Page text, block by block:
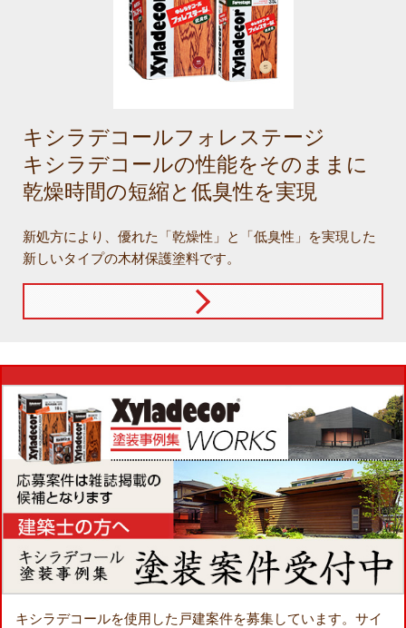
キシラデコールフォレステージ
キシラデコールの性能をそのままに
乾燥時間の短縮と低臭性を実現
新処方により、優れた「乾燥性」と「低臭性」を実現した
新しいタイプの木材保護塗料です。
キシラデコールを使用した戸建案件を募集しています。サイ